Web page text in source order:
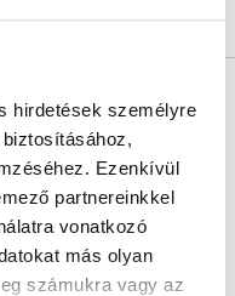
hirdetések személyre
Ezenkívül
partnereinkkel
vonatkozó
más olyan
számukra vagy az
Profil
István út 248-250.
19.